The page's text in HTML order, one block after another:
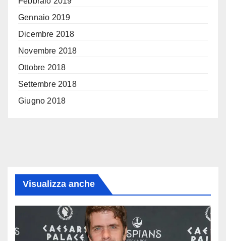
Gennaio 2019
Dicembre 2018
Novembre 2018
Ottobre 2018
Settembre 2018
Giugno 2018
Visualizza anche